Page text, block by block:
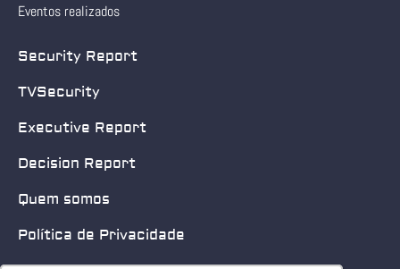
Eventos realizados
Security Report
TVSecurity
Executive Report
Decision Report
Quem somos
Política de Privacidade